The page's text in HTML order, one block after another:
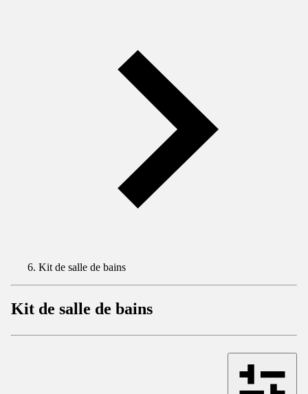
Kit de salle de bains
Kit de salle de bains